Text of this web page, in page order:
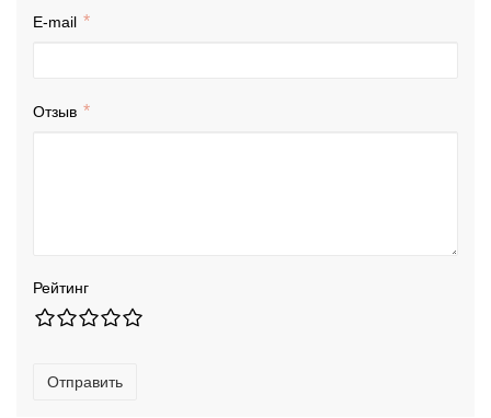
E-mail
Отзыв
Рейтинг
Отправить